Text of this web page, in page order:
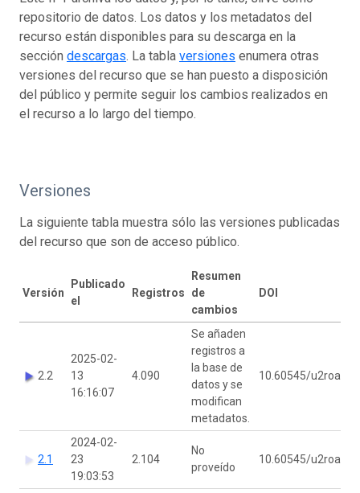
repositorio de datos. Los datos y los metadatos del
recurso están disponibles para su descarga en la
sección descargas. La tabla versiones enumera otras
versiones del recurso que se han puesto a disposición
del público y permite seguir los cambios realizados en
el recurso a lo largo del tiempo.
Versiones
La siguiente tabla muestra sólo las versiones publicadas
del recurso que son de acceso público.
Versión
Publicado
el
Registros
Resumen
de
cambios
DOI
2.2
2025-02-
13
16:16:07
4.090
Se añaden
registros a
la base de
datos y se
modifican
metadatos.
10.60545/u2roas
2.1
2024-02-
23
19:03:53
2.104
No
proveído
10.60545/u2roas